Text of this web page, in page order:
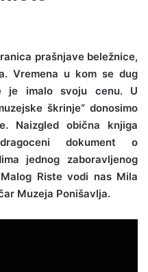
prašnjave beležnice,
Vremena u kom se dug
je imalo svoju cenu. U
škrinje“ donosimo
Naizgled obična knjiga
dokument o
jednog zaboravljenog
Riste vodi nas Mila
Muzeja Ponišavlja.